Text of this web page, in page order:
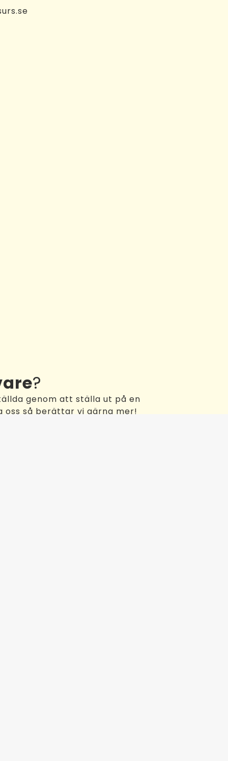
?
genom att ställa ut på en
oss så berättar vi gärna mer!